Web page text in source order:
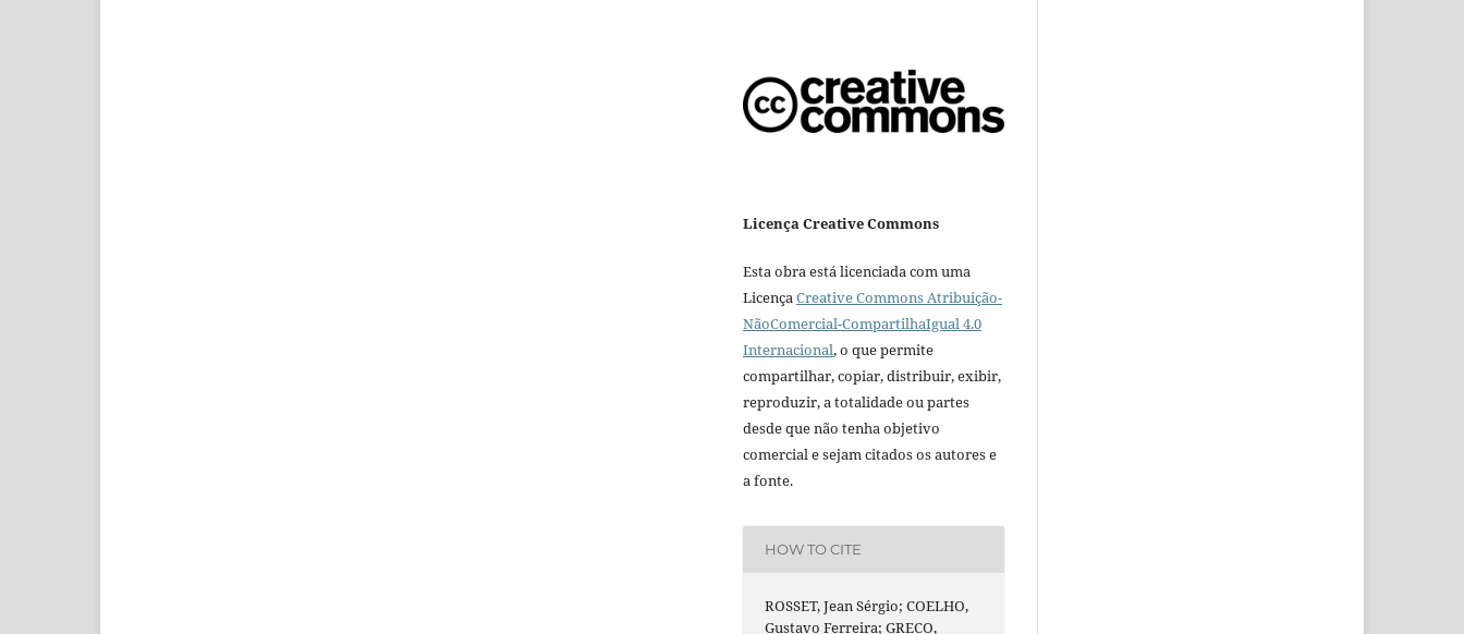
Licença Creative Commons
Esta obra está licenciada com uma
Licença Creative Commons Atribuição-
NãoComercial-CompartilhaIgual 4.0
Internacional, o que permite
compartilhar, copiar, distribuir, exibir,
reproduzir, a totalidade ou partes
desde que não tenha objetivo
comercial e sejam citados os autores e
a fonte.
HOW TO CITE
ROSSET, Jean Sérgio; COELHO,
Gustavo Ferreira; GRECO,